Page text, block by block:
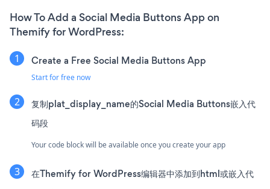
How To Add a Social Media Buttons App on
Themify for WordPress:
Create a Free Social Media Buttons App
Start for free now
复制plat_display_name的Social Media Buttons嵌入代
码段
Your code block will be available once you create your app
在Themify for WordPress编辑器中添加到html或嵌入代